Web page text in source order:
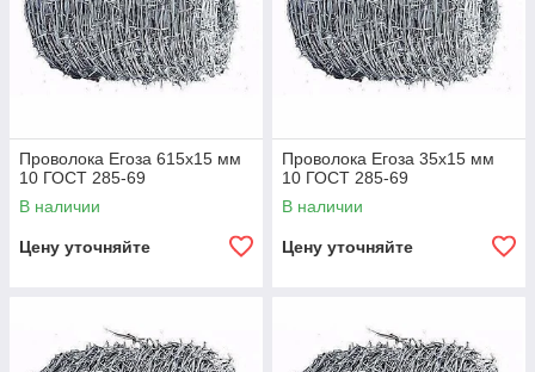
Проволока Егоза 615x15 мм
10 ГОСТ 285-69
В наличии
Цену уточняйте
Проволока Егоза 35x15 мм
10 ГОСТ 285-69
В наличии
Цену уточняйте